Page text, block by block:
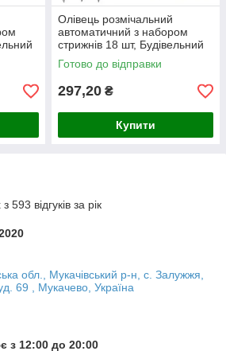
Олівець розмічальний
автоматичний з набором
стрижнів 18 шт, Будівельний
олівець з грифелем
Готово до відправки
297,20 ₴
Купити
593 відгуків за рік
обл., Мукачівський р-н, с. Залужжя,
69 , Мукачево, Україна
з 12:00 до 20:00